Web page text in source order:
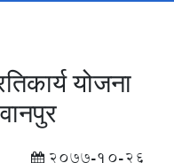
योजना
2077-10-26